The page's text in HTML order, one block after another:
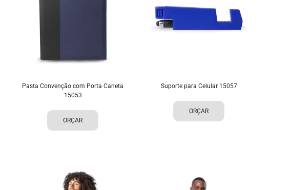
Pasta Convenção com Porta Caneta
15053
ORÇAR
Suporte para Celular 15057
ORÇAR